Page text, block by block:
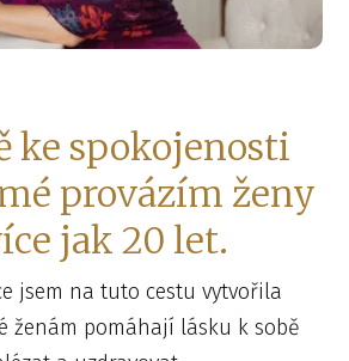
ke spokojenosti
provázím ženy
jak 20 let.
jsem na tuto cestu vytvořila
ženám pomáhají lásku k sobě